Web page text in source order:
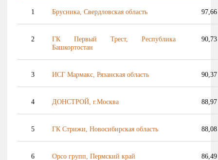
1 Брусника, Свердловская область 97,66
2
ГК Первый Трест, Республика
Башкортостан
90,73
3 ИСГ Мармакс, Рязанская область 90,37
4 ДОНСТРОЙ, г.Москва 88,97
5 ГК Стрижи, Новосибирская область 88,08
6 Орсогрупп, Пермский край 86,49